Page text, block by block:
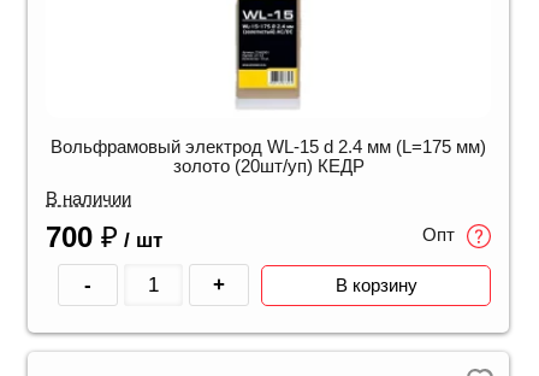
Вольфрамовый электрод WL-15 d 2.4 мм (L=175 мм)
золото (20шт/уп) КЕДР
В наличии
700 ₽ / шт Опт
- + В корзину